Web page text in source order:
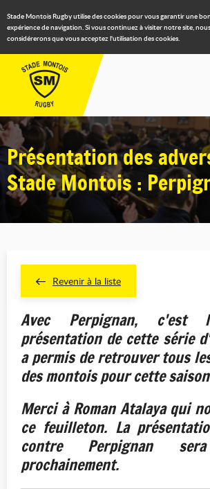
Stade Montois Rugby utilise des cookies pour vous garantir une
expérience de navigation. Si vous continuez à visiter notre site, nous
considérerons que vous acceptez l'utilisation des cookies.
Présentation des
Stade Montois :
Revenir à la liste
Avec Perpignan, c'est
présentation de cette série
a permis de retrouver tous
des montois pour cette
Merci à Roman Atalaya qui
ce feuilleton. La
contre Perpignan
prochainement.